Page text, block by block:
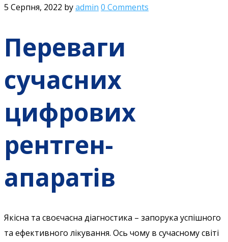
5 Серпня, 2022 byadmin 0 Comments
Переваги
сучасних
цифрових
рентген-
апаратів
Якісна та своєчасна діагностика – запорука успішного
та ефективного лікування. Ось чому в сучасному світі